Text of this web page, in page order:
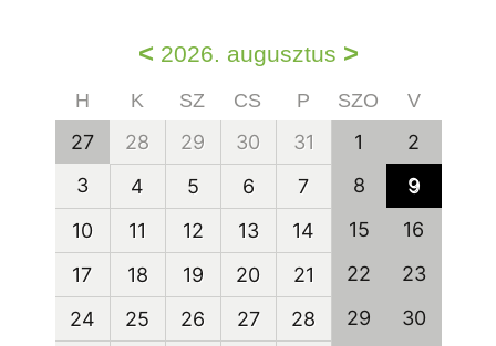
< 2026. augusztus >
H K SZ CS P SZO V
27 28 29 30 31 1
2
3
4 5 6 7 8
9
10
11 12 13 14 15
16
17
18 19 20 21 22
23
24
25 26 27 28 29
30